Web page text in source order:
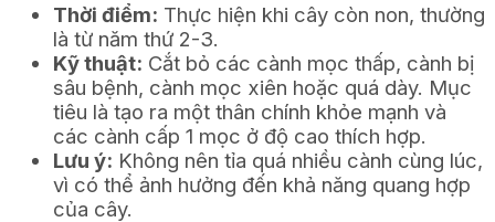
Thời điểm: Thực hiện khi cây còn non, thường
là từ năm thứ 2-3.
Kỹ thuật: Cắt bỏ các cành mọc thấp, cành bị
sâu bệnh, cành mọc xiên hoặc quá dày. Mục
tiêu là tạo ra một thân chính khỏe mạnh và
các cành cấp 1 mọc ở độ cao thích hợp.
Lưu ý: Không nên tỉa quá nhiều cành cùng lúc,
vì có thể ảnh hưởng đến khả năng quang hợp
của cây.